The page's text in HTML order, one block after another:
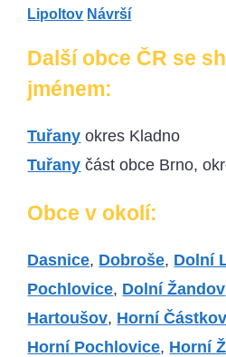
Lipoltov Návrší
Další obce ČR se
jménem:
Tuřany okres Kladno
Tuřany část obce Brno,
Obce v okolí:
Dasnice, Dobroše, Dolní
Pochlovice, Dolní Žandov
Hartoušov, Horní Částkov
Horní Pochlovice, Horní